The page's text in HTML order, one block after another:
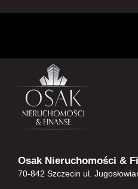
Osak Nieruchomości &
70-842 Szczecin ul.